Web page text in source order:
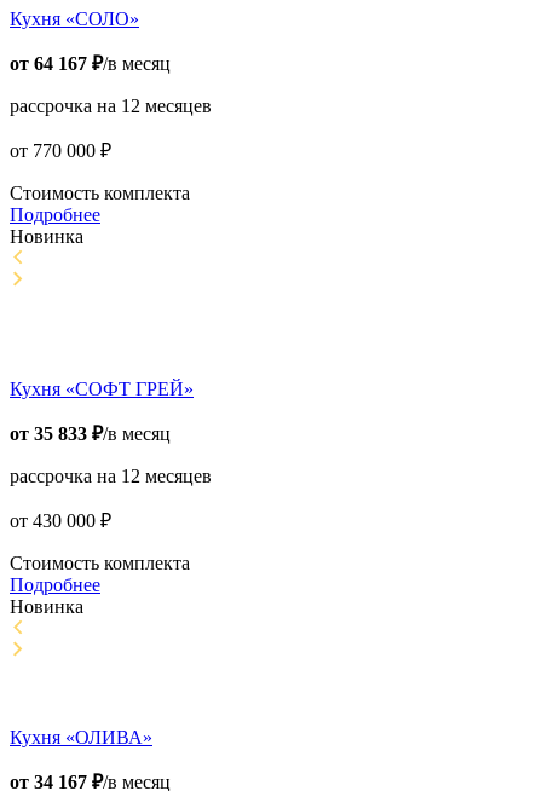
Кухня «СОЛО»
от 64 167 ₽/в месяц
рассрочка на 12 месяцев
от 770 000 ₽
Стоимость комплекта
Подробнее
Новинка
Кухня «СОФТ ГРЕЙ»
от 35 833 ₽/в месяц
рассрочка на 12 месяцев
от 430 000 ₽
Стоимость комплекта
Подробнее
Новинка
Кухня «ОЛИВА»
от 34 167 ₽/в месяц